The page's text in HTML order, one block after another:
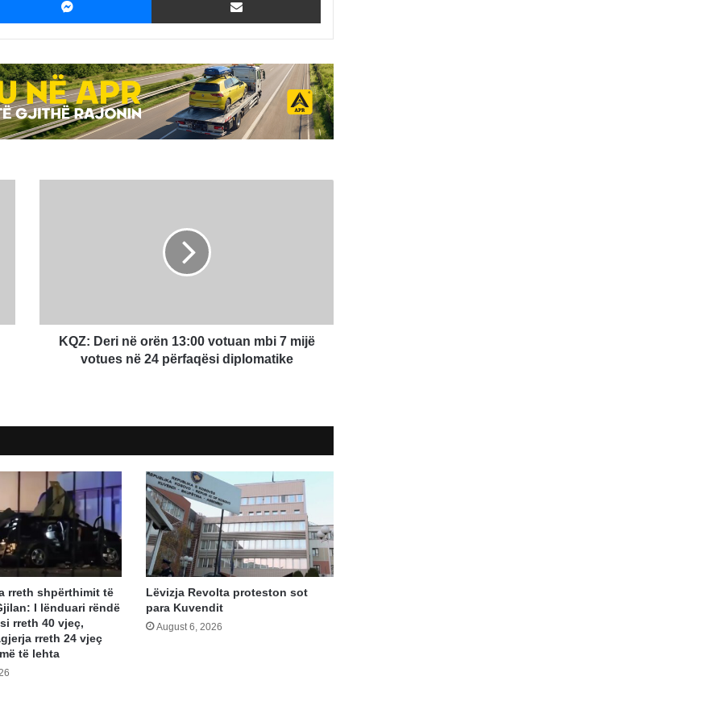
mijë
votuesKQZ: Deri në orën 13:00 votuan mbi 7 mijë
votues në 24 përfaqësi diplomatike
rreth shpërthimit të
I lënduari rëndë
rreth 40 vjeç,
rreth 24 vjeç
të lehta
Lëvizja Revolta proteston sot
para Kuvendit
August 6, 2026